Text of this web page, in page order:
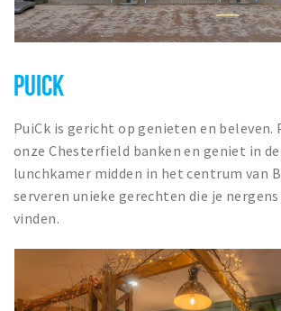
PUICK
PuiCk is gericht op genieten en beleven.
onze Chesterfield banken en geniet in
lunchkamer midden in het centrum van
serveren unieke gerechten die je
vinden.